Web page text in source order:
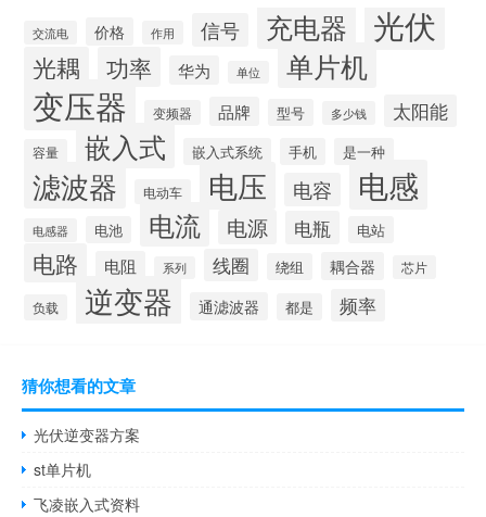
交流电 价格 作用 信号 充电器 光伏
光耦 功率 华为 单位 单片机
变压器 变频器 品牌 型号 多少钱 太阳能
容量 嵌入式 嵌入式系统 手机 是一种
滤波器 电动车 电压 电容 电感
电感器 电池 电流 电源 电瓶 电站
电路 电阻 系列 线圈 绕组 耦合器 芯片
负载 逆变器 通滤波器 都是 频率
猜你想看的文章
光伏逆变器方案
st单片机
飞凌嵌入式资料